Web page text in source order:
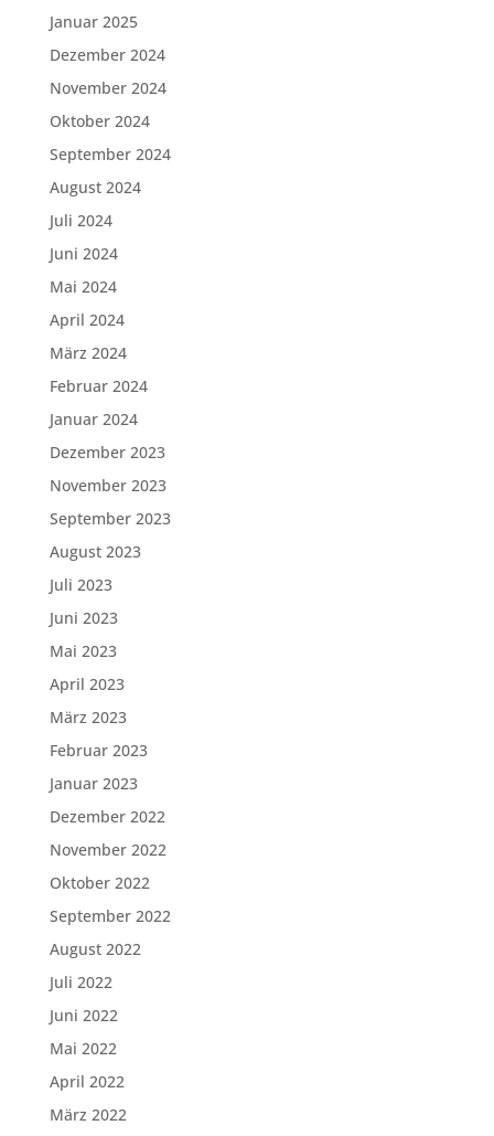
Januar 2025
Dezember 2024
November 2024
Oktober 2024
September 2024
August 2024
Juli 2024
Juni 2024
Mai 2024
April 2024
März 2024
Februar 2024
Januar 2024
Dezember 2023
November 2023
September 2023
August 2023
Juli 2023
Juni 2023
Mai 2023
April 2023
März 2023
Februar 2023
Januar 2023
Dezember 2022
November 2022
Oktober 2022
September 2022
August 2022
Juli 2022
Juni 2022
Mai 2022
April 2022
März 2022